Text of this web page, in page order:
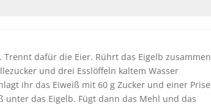
dafür die Eier. Rührt das Eigelb zusammen
und drei Esslöffeln kaltem Wasser
ihr das Eiweiß mit 60 g Zucker und einer Prise
unter das Eigelb. Fügt dann das Mehl und das